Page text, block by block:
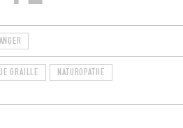
GRAILLE
NATUROPATHE